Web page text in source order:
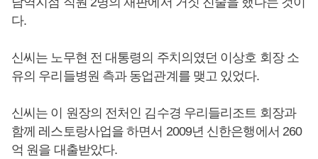
다.
신씨는 노무현 전 대통령의 주치의였던 이상호 회장 소
유의 우리들병원 측과 동업관계를 맺고 있었다.
신씨는 이 원장의 전처인 김수경 우리들리조트 회장과
함께 레스토랑사업을 하면서 2009년 신한은행에서 260
억 원을 대출받았다.